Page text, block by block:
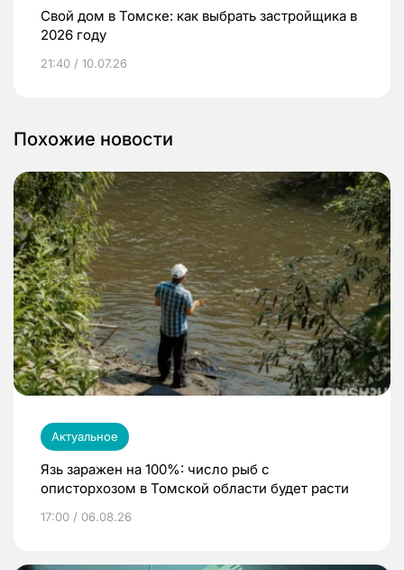
Свой дом в Томске: как выбрать застройщика в
2026 году
21:40 / 10.07.26
Похожие новости
Актуальное
Язь заражен на 100%: число рыб с
описторхозом в Томской области будет расти
17:00 / 06.08.26